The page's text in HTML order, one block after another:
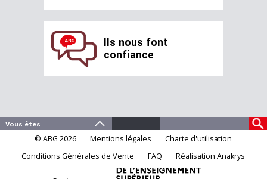
Ils nous font
confiance
© ABG 2026 Mentions légales
Charte d'utilisation
Conditions Générales de Vente
FAQ Réalisation Anakrys